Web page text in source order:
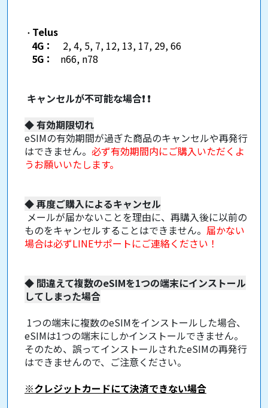
・ Telus
4G： 2, 4, 5, 7, 12, 13, 17, 29, 66
5G：
n66, n78
キャンセルが不可能な場合❗❗
◆有効期限切れ
eSIMの有効期間が過ぎた商品のキャンセルや再発行
はできません。 必ず有効期間内にご購入いただくよ
うお願いいたします。
◆再度ご購入によるキャンセル
メールが届かないことを理由に、再購入後に以前の
ものをキャンセルすることはできません。 届かない
場合は必ずLINEサポートにご連絡ください！
◆ 間違えて複数のeSIMを1つの端末にインストール
してしまった場合
1つの端末に複数のeSIMをインストールした場合、
eSIMは1つの端末にしかインストールできません。
そのため、誤ってインストールされたeSIMの再発行
はできませんので、ご注意ください。
※クレジットカードにて決済できない場合